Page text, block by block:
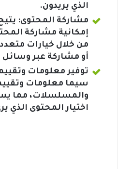
الذي يريدون.
مشاركة المحتوى:
إمكانية مشاركة
من خلال خيارات
أو مشاركة عبر وسائل
توفير معلومات
سيما معلومات
والمسلسلات، مما
اختيار المحتوى الذي